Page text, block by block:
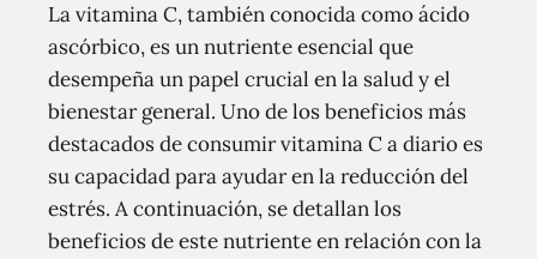
La vitamina C, también conocida como ácido
ascórbico, es un nutriente esencial que
desempeña un papel crucial en la salud y el
bienestar general. Uno de los beneficios más
destacados de consumir vitamina C a diario es
su capacidad para ayudar en la reducción del
estrés. A continuación, se detallan los
beneficios de este nutriente en relación con la